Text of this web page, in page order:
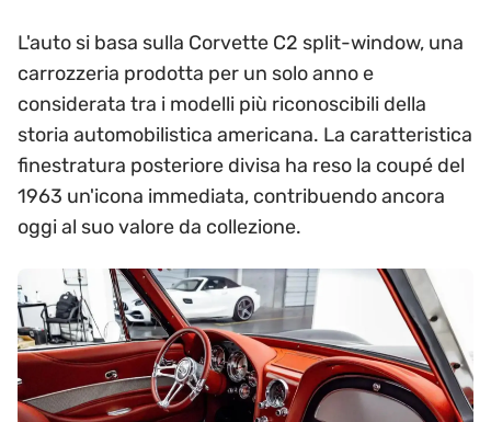
L'auto si basa sulla Corvette C2 split-window, una
carrozzeria prodotta per un solo anno e
considerata tra i modelli più riconoscibili della
storia automobilistica americana. La caratteristica
finestratura posteriore divisa ha reso la coupé del
1963 un'icona immediata, contribuendo ancora
oggi al suo valore da collezione.